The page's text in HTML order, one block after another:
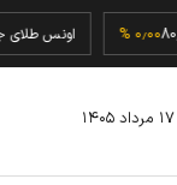
۰٫۰۰ % اونس
۱۷ مرداد ۱۴۰۵